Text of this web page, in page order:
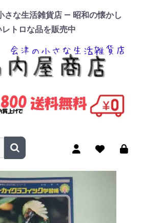
さな生活雑貨店 — 昭和の懐かし
レトロな品を販売中
入力